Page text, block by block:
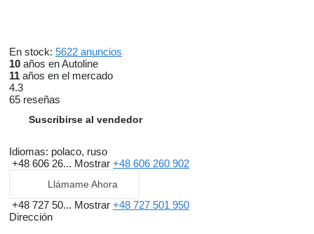
En stock: 5622 anuncios
10 años en Autoline
11 años en el mercado
4.3
65 reseñas
Suscribirse al vendedor
Idiomas: polaco, ruso
+48 606 26... Mostrar +48 606 260 902
Llámame Ahora
+48 727 50... Mostrar +48 727 501 950
Dirección